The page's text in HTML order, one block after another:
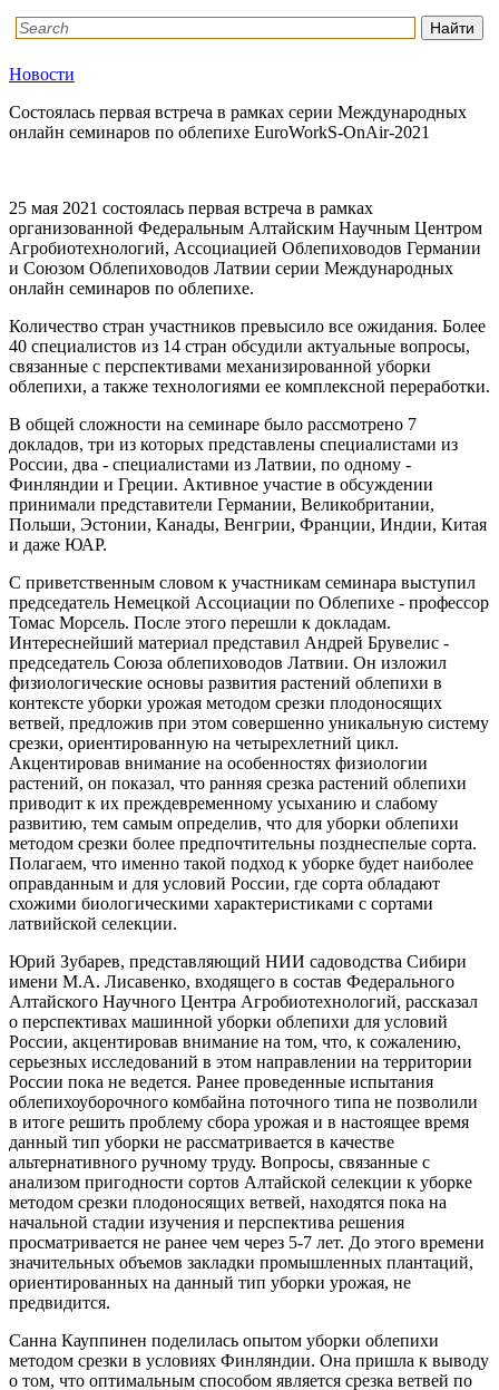
Новости
Состоялась первая встреча в рамках серии Международных
онлайн семинаров по облепихе EuroWorkS-OnAir-2021
25 мая 2021 состоялась первая встреча в рамках
организованной Федеральным Алтайским Научным Центром
Агробиотехнологий, Ассоциацией Облепиховодов Германии
и Союзом Облепиховодов Латвии серии Международных
онлайн семинаров по облепихе.
Количество стран участников превысило все ожидания. Более
40 специалистов из 14 стран обсудили актуальные вопросы,
связанные с перспективами механизированной уборки
облепихи, а также технологиями ее комплексной переработки.
В общей сложности на семинаре было рассмотрено 7
докладов, три из которых представлены специалистами из
России, два - специалистами из Латвии, по одному -
Финляндии и Греции. Активное участие в обсуждении
принимали представители Германии, Великобритании,
Польши, Эстонии, Канады, Венгрии, Франции, Индии, Китая
и даже ЮАР.
С приветственным словом к участникам семинара выступил
председатель Немецкой Ассоциации по Облепихе - профессор
Томас Морсель. После этого перешли к докладам.
Интереснейший материал представил Андрей Брувелис -
председатель Союза облепиховодов Латвии. Он изложил
физиологические основы развития растений облепихи в
контексте уборки урожая методом срезки плодоносящих
ветвей, предложив при этом совершенно уникальную систему
срезки, ориентированную на четырехлетний цикл.
Акцентировав внимание на особенностях физиологии
растений, он показал, что ранняя срезка растений облепихи
приводит к их преждевременному усыханию и слабому
развитию, тем самым определив, что для уборки облепихи
методом срезки более предпочтительны позднеспелые сорта.
Полагаем, что именно такой подход к уборке будет наиболее
оправданным и для условий России, где сорта обладают
схожими биологическими характеристиками с сортами
латвийской селекции.
Юрий Зубарев, представляющий НИИ садоводства Сибири
имени М.А. Лисавенко, входящего в состав Федерального
Алтайского Научного Центра Агробиотехнологий, рассказал
о перспективах машинной уборки облепихи для условий
России, акцентировав внимание на том, что, к сожалению,
серьезных исследований в этом направлении на территории
России пока не ведется. Ранее проведенные испытания
облепихоуборочного комбайна поточного типа не позволили
в итоге решить проблему сбора урожая и в настоящее время
данный тип уборки не рассматривается в качестве
альтернативного ручному труду. Вопросы, связанные с
анализом пригодности сортов Алтайской селекции к уборке
методом срезки плодоносящих ветвей, находятся пока на
начальной стадии изучения и перспектива решения
просматривается не ранее чем через 5-7 лет. До этого времени
значительных объемов закладки промышленных плантаций,
ориентированных на данный тип уборки урожая, не
предвидится.
Санна Кауппинен поделилась опытом уборки облепихи
методом срезки в условиях Финляндии. Она пришла к выводу
о том, что оптимальным способом является срезка ветвей по